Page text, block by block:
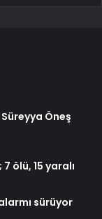
Öneş
ölü, 15 yaralı
sürüyor